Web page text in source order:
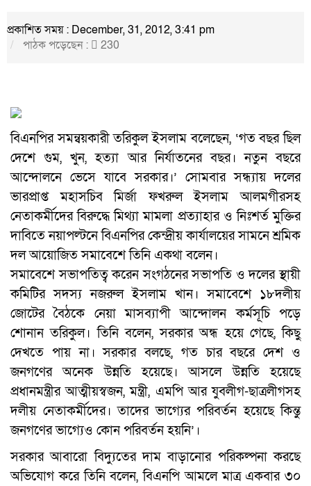
প্রকাশিত সময় : December, 31, 2012, 3:41 pm
পাঠক পড়েছেন :
230
বিএনপির সমন্বয়কারী তরিকুল ইসলাম বলেছেন, ‘গত বছর ছিল
দেশে গুম, খুন, হত্যা আর নির্যাতনের বছর। নতুন বছরে
আন্দোলনে ভেসে যাবে সরকার।’ সোমবার সন্ধ্যায় দলের
ভারপ্রাপ্ত মহাসচিব মির্জা ফখরুল ইসলাম আলমগীরসহ
নেতাকর্মীদের বিরুদ্ধে মিথ্যা মামলা প্রত্যাহার ও নিঃশর্ত মুক্তির
দাবিতে নয়াপল্টনে বিএনপির কেন্দ্রীয় কার্যালয়ের সামনে শ্রমিক
দল আয়োজিত সমাবেশে তিনি একথা বলেন।
সমাবেশে সভাপতিত্ব করেন সংগঠনের সভাপতি ও দলের স্থায়ী
কমিটির সদস্য নজরুল ইসলাম খান। সমাবেশে ১৮দলীয়
জোটের বৈঠকে নেয়া মাসব্যাপী আন্দোলন কর্মসূচি পড়ে
শোনান তরিকুল। তিনি বলেন, সরকার অন্ধ হয়ে গেছে, কিছু
দেখতে পায় না। সরকার বলছে, গত চার বছরে দেশ ও
জনগণের অনেক উন্নতি হয়েছে। আসলে উন্নতি হয়েছে
প্রধানমন্ত্রীর আত্মীয়স্বজন, মন্ত্রী, এমপি আর যুবলীগ-ছাত্রলীগসহ
দলীয় নেতাকর্মীদের। তাদের ভাগ্যের পরিবর্তন হয়েছে কিন্তু
জনগণের ভাগ্যেও কোন পরিবর্তন হয়নি’।
সরকার আবারো বিদ্যুতের দাম বাড়ানোর পরিকল্পনা করছে
অভিযোগ করে তিনি বলেন, বিএনপি আমলে মাত্র একবার ৩০